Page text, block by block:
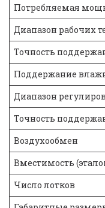
Потребляемая
Диапазон рабочих
Точность
Поддержание
Диапазон
Точность
Воздухообмен
Вместимость
Число лотков